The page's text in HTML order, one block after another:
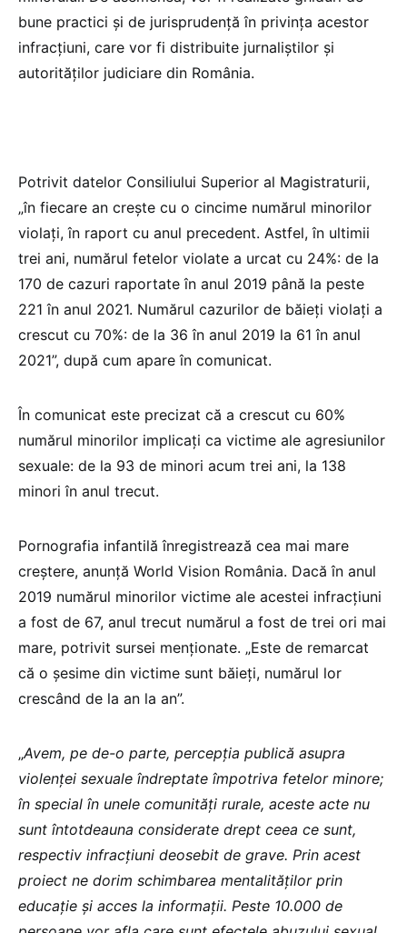
bune practici și de jurisprudență în privința acestor
infracțiuni, care vor fi distribuite jurnaliştilor şi
autorităților judiciare din România.
Potrivit datelor Consiliului Superior al Magistraturii,
„în fiecare an crește cu o cincime numărul minorilor
violați, în raport cu anul precedent. Astfel, în ultimii
trei ani, numărul fetelor violate a urcat cu 24%: de la
170 de cazuri raportate în anul 2019 până la peste
221 în anul 2021. Numărul cazurilor de băieţi violați a
crescut cu 70%: de la 36 în anul 2019 la 61 în anul
2021”, după cum apare în comunicat.
În comunicat este precizat că a crescut cu 60%
numărul minorilor implicați ca victime ale agresiunilor
sexuale: de la 93 de minori acum trei ani, la 138
minori în anul trecut.
Pornografia infantilă înregistrează cea mai mare
creștere, anunță World Vision România. Dacă în anul
2019 numărul minorilor victime ale acestei infracțiuni
a fost de 67, anul trecut numărul a fost de trei ori mai
mare, potrivit sursei menționate. „Este de remarcat
că o șesime din victime sunt băieți, numărul lor
crescând de la an la an”.
„Avem, pe de-o parte, percepția publică asupra
violenței sexuale îndreptate împotriva fetelor minore;
în special în unele comunități rurale, aceste acte nu
sunt întotdeauna considerate drept ceea ce sunt,
respectiv infracţiuni deosebit de grave. Prin acest
proiect ne dorim schimbarea mentalităţilor prin
educaţie şi acces la informaţii. Peste 10.000 de